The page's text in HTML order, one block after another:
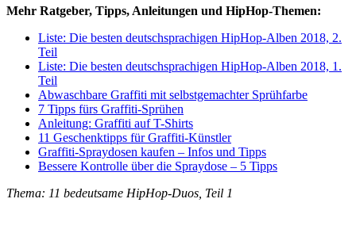
Mehr Ratgeber, Tipps, Anleitungen und HipHop-Themen:
Liste: Die besten deutschsprachigen HipHop-Alben 2018, 2.
Teil
Liste: Die besten deutschsprachigen HipHop-Alben 2018, 1.
Teil
Abwaschbare Graffiti mit selbstgemachter Sprühfarbe
7 Tipps fürs Graffiti-Sprühen
Anleitung: Graffiti auf T-Shirts
11 Geschenktipps für Graffiti-Künstler
Graffiti-Spraydosen kaufen – Infos und Tipps
Bessere Kontrolle über die Spraydose – 5 Tipps
Thema: 11 bedeutsame HipHop-Duos, Teil 1